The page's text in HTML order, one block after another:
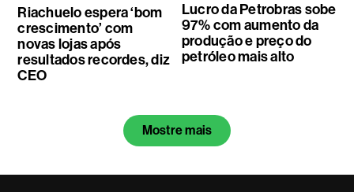
Riachuelo espera ‘bom
crescimento’ com
novas lojas após
resultados recordes, diz
CEO
Lucro da Petrobras sobe
97% com aumento da
produção e preço do
petróleo mais alto
Mostre mais